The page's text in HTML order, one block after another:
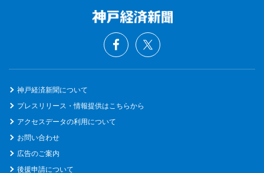
神戸経済新聞について
プレスリリース・情報提供はこちらから
アクセスデータの利用について
お問い合わせ
広告のご案内
後援申請について